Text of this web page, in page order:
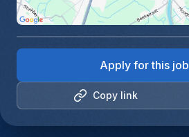
Copy link
Apply for this job